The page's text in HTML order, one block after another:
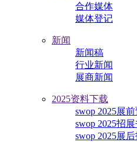
合作媒体
媒体登记
新闻
新闻稿
行业新闻
展商新闻
2025资料下载
swop 2025展
swop 2025招展
swop 2025展